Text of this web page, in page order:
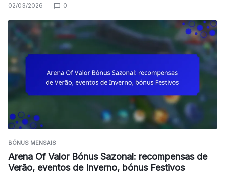
02/03/2026 0
BÓNUS MENSAIS
Arena Of Valor Bónus Sazonal: recompensas de
Verão, eventos de Inverno, bónus Festivos